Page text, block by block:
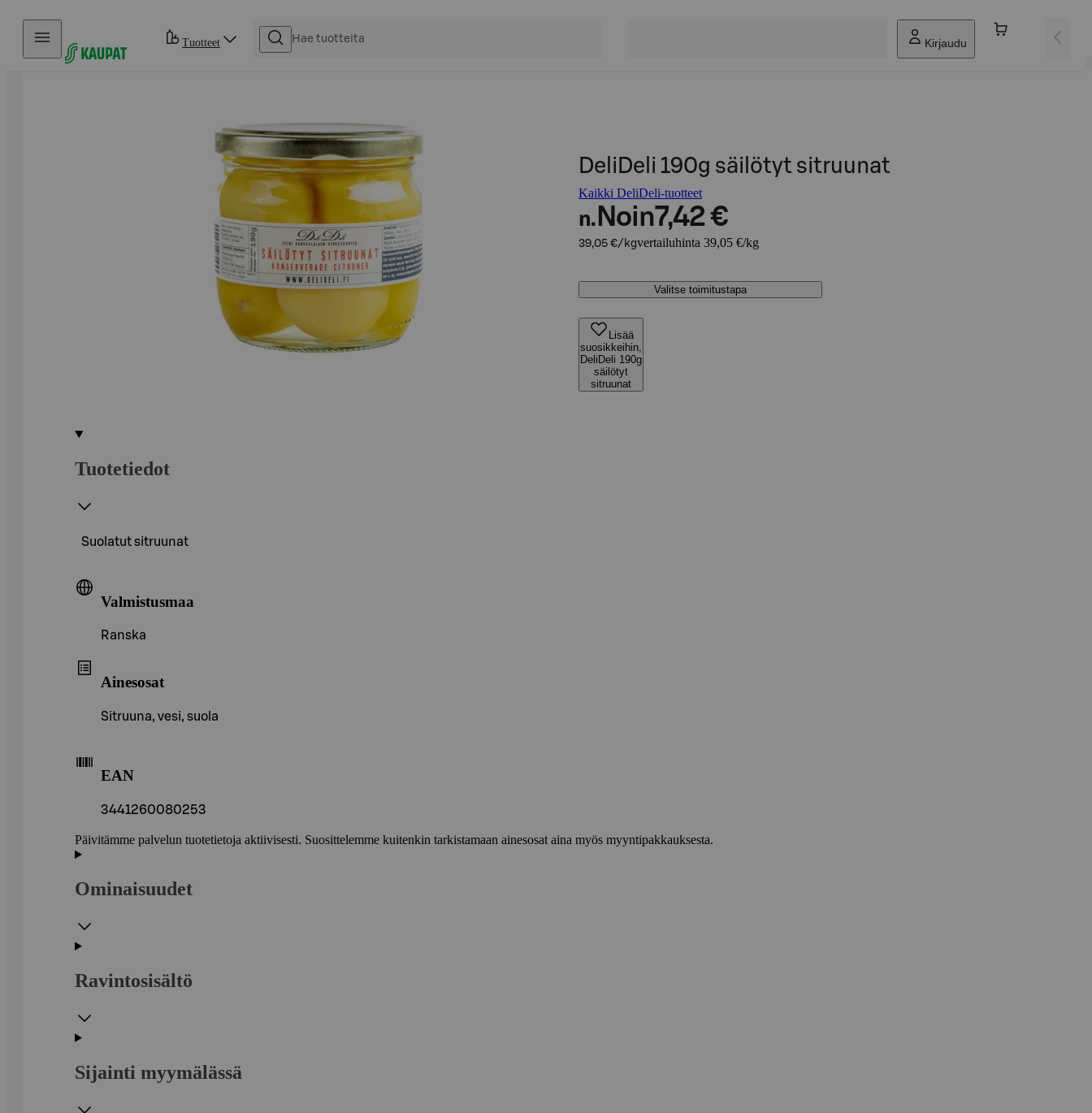
Hyppää sisältöön
Tuotteet Kirjaudu
DeliDeli 190g säilötyt sitruunat
Kaikki DeliDeli-tuotteet
n. Noin7,42 €
39,05 €/kgvertailuhinta 39,05 €/kg
Valitse toimitustapa
Lisää
suosikkeihin,
DeliDeli 190g
säilötyt
sitruunat
Tuotetiedot
Suolatut sitruunat
Valmistusmaa
Ranska
Ainesosat
Sitruuna, vesi, suola
EAN
3441260080253
Päivitämme palvelun tuotetietoja aktiivisesti. Suosittelemme kuitenkin tarkistamaan ainesosat aina myös myyntipakkauksesta.
Ominaisuudet
Ravintosisältö
Sijainti myymälässä